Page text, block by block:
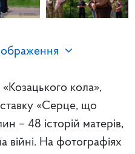
кола»,
«Серце, що
– 48 історій матерів,
війні. На фотографіях